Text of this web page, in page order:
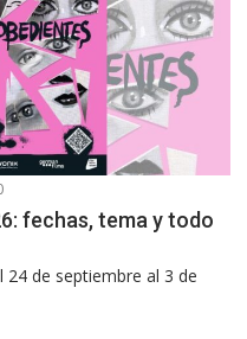
fechas, tema y todo
24 de septiembre al 3 de